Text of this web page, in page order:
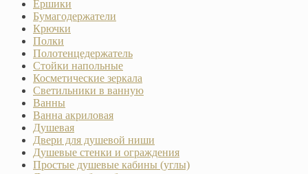
Ёршики
Бумагодержатели
Крючки
Полки
Полотенцедержатель
Стойки напольные
Косметические зеркала
Светильники в ванную
Ванны
Ванна акриловая
Душевая
Двери для душевой ниши
Душевые стенки и ограждения
Простые душевые кабины (углы)